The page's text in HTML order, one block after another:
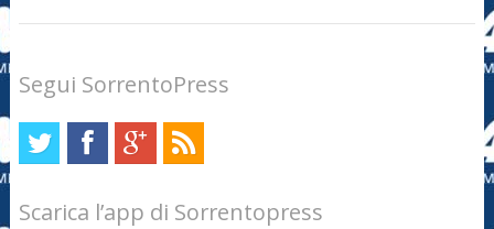
Segui SorrentoPress
Scarica l’app di Sorrentopress